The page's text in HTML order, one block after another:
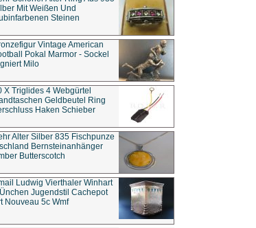
Mit Weißen Und
Steinen
Vintage American
Pokal Marmor - Sockel
Milo
X Triglides 4 Webgürtel
Geldbeutel Ring
Haken Schieber
Alter Silber 835 Fischpunze
Bernsteinanhänger
Butterscotch
Ludwig Vierthaler Winhart
Jugendstil Cachepot
Nouveau 5c Wmf